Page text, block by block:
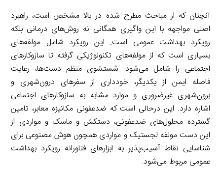
آنچنان که از مباحث مطرح شده در بالا مشخص است، راهبرد
اصلی مواجهه با این واگیری همگانی نه روش‌های درمانی بلکه
رویکرد بهداشت عمومی است. این رویکرد شامل مولفه‌های
بسیاری است که از مولفه‌های تکنولوژیکی گرفته تا سازوکارهای
اجتماعی را شامل می‌شود. شستشوی منظم دست‌ها، رعایت
فاصله ایمن از یکدیگر، خودداری از سفرهای درون‌شهری و
برون‌شهری غیرضروری و موارد مشابه به سازوکارهای اجتماعی
اشاره دارد. این درحالی است که ضدعفونی مکانیزه معابر، تامین
گسترده محلول‌های ضدعفونی، دستکش و ماسک و مواردی از
این دست مولفه لجستیک و مواردی همچون هوش مصنوعی برای
شناسایی نقاط آسیب‌پذیر به ابزارهای فناورانه رویکرد بهداشت
عمومی مربوط می‌شود.